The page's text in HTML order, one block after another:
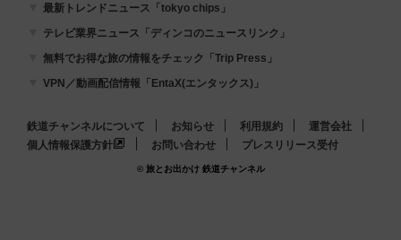
最新トレンドニュース「tokyo chips」
テレビ業界ニュース「ディンコのニュースリンク」
無料でお得な旅の情報をチェック「Trip Press」
VPN／動画配信情報「EntaX(エンタックス)」
鉄道チャンネルについて お知らせ 利用規約
運営会社
個人情報保護方針
お問い合わせ プレスリリース受付
© 旅とお出かけ 鉄道チャンネル